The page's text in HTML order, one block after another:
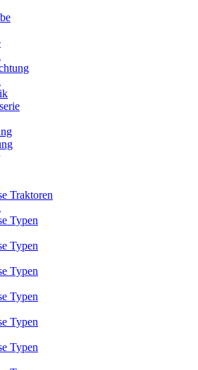
Traktoren
Typen
Typen
Typen
Typen
Typen
Typen